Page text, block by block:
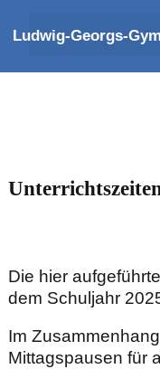
Inhalt
springen
Ludwig-Georgs-
Die hier
dem Schuljahr
Im
Mittagspausen für